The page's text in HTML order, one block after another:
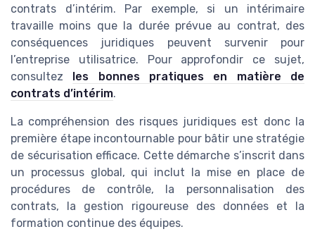
contrats d’intérim. Par exemple, si un intérimaire
travaille moins que la durée prévue au contrat, des
conséquences juridiques peuvent survenir pour
l’entreprise utilisatrice. Pour approfondir ce sujet,
consultez
les bonnes pratiques en matière de
contrats d’intérim.
La compréhension des risques juridiques est donc la
première étape incontournable pour bâtir une stratégie
de sécurisation efficace. Cette démarche s’inscrit dans
un processus global, qui inclut la mise en place de
procédures de contrôle, la personnalisation des
contrats, la gestion rigoureuse des données et la
formation continue des équipes.